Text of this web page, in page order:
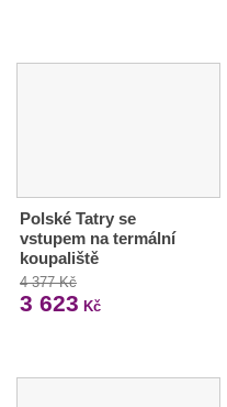
Polské Tatry se
vstupem na termální
koupaliště
4 377 Kč
3 623 Kč